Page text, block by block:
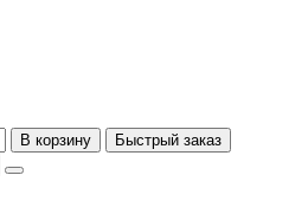
В корзину
Быстрый заказ